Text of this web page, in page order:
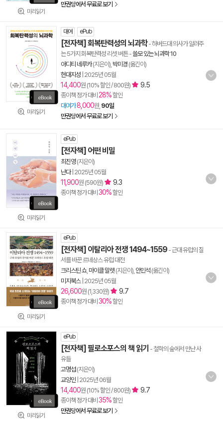
미리읽기
만권당에서 무료로 보기
미리읽기
대여 ePub
[전자책] 회복탄력성의 뇌과학- 하버드대 의사가 알려주
는 5가지 회복탄력성 리셋 버튼-쓸모 있는 뇌과학 10
아디티 네루카(지은이), 박미경 (옮긴이)
현대지성 2025년 05월
14,400원 (10% 할인 / 800원) 9.5
종이책 정가 대비 28%할인
대여가8,000원, 90일
만권당에서 무료로 보기
미리읽기
ePub
[전자책] 어떤 비밀
최진영(지은이)
난다| 2025년 05월
11,900원 (590원) 9.3
종이책 정가 대비 30%할인
미리읽기
ePub
[전자책] 이탈리아 전쟁 1494~1559 - 근대 유럽의 질
서를 바꾼 르네상스 유럽 대전
크리스틴 쇼, 마이클 말렛 (지은이), 안민석 (옮긴이)
미지북스| 2025년 05월
26,600원 (1,330원) 9.7
종이책 정가 대비 30%할인
미리읽기
ePub
[전자책] 필로소포스의 책 읽기 - 철학의 숲에서 만난 사
유들
고명섭(지은이)
교양인 2025년 06월
14,400원 (10% 할인 / 800원) 9.7
종이책 정가 대비 35%할인
만권당에서 무료로 보기